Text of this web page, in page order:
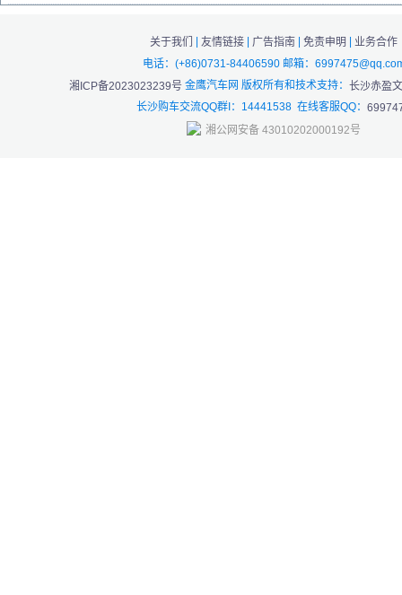
关于我们 | 友情链接 | 广告指南 | 免责申明 | 业务合作
电话：(+86)0731-84406590 邮箱：
湘ICP备2023023239号 金鹰汽车网 版权所有和技术支持： 长沙赤盈
长沙购车交流QQ群I：14441538 在线客服QQ：
湘公网安备 43010202000192号